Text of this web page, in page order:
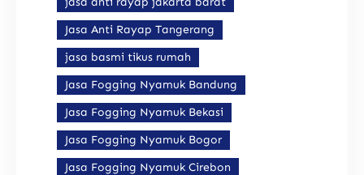
Jasa Anti Rayap Tangerang
jasa basmi tikus rumah
Jasa Fogging Nyamuk Bandung
Jasa Fogging Nyamuk Bekasi
Jasa Fogging Nyamuk Bogor
Jasa Fogging Nyamuk Cirebon